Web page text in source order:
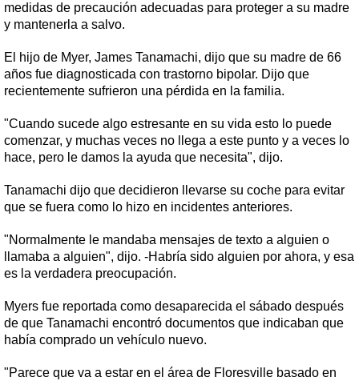
medidas de precaución adecuadas para proteger a su madre
y mantenerla a salvo.
El hijo de Myer, James Tanamachi, dijo que su madre de 66
años fue diagnosticada con trastorno bipolar. Dijo que
recientemente sufrieron una pérdida en la familia.
"Cuando sucede algo estresante en su vida esto lo puede
comenzar, y muchas veces no llega a este punto y a veces lo
hace, pero le damos la ayuda que necesita", dijo.
Tanamachi dijo que decidieron llevarse su coche para evitar
que se fuera como lo hizo en incidentes anteriores.
"Normalmente le mandaba mensajes de texto a alguien o
llamaba a alguien", dijo. -Habría sido alguien por ahora, y esa
es la verdadera preocupación.
Myers fue reportada como desaparecida el sábado después
de que Tanamachi encontró documentos que indicaban que
había comprado un vehículo nuevo.
"Parece que va a estar en el área de Floresville basado en